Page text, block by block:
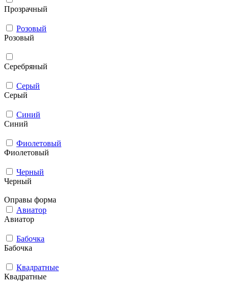
Прозрачный
Розовый
Розовый
Серебряный
Серый
Серый
Синий
Синий
Фиолетовый
Фиолетовый
Черный
Черный
Оправы форма
Авиатор
Авиатор
Бабочка
Бабочка
Квадратные
Квадратные